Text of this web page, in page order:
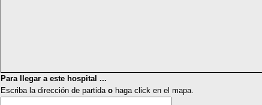
Para llegar a este hospital ...
Escriba la dirección de partida o haga click en el mapa.